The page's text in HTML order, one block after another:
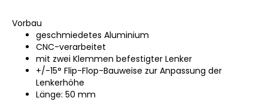
Vorbau
geschmiedetes Aluminium
CNC-verarbeitet
mit zwei Klemmen befestigter Lenker
+/-15° Flip-Flop-Bauweise zur Anpassung der
Lenkerhöhe
Länge: 50 mm